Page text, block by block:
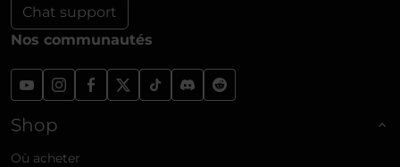
Chat support
Nos communautés
Shop
Où acheter